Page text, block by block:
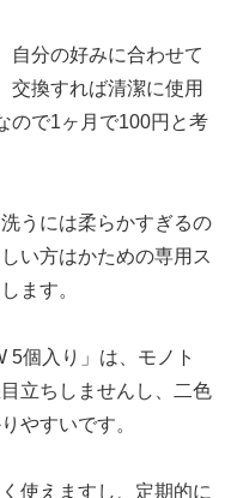
自分の好みに合わせて
交換すれば清潔に使用
ので1ヶ月で100円と考
うには柔らかすぎるの
い方はかための専用ス
ます。
5個入り」は、モノト
立ちしませんし、二色
やすいです。
使えますし、定期的に